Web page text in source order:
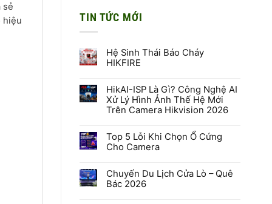
TIN TỨC MỚI
Hệ Sinh Thái Báo Cháy
HIKFIRE
bình
luận
ở
Hệ
Báo
Cháy
HIKFIRE
HikAI-ISP Là Gì? Công Nghệ AI
Xử Lý Hình Ảnh Thế Hệ Mới
Trên Camera Hikvision 2026
bình
luận
ở
Là
Gì?
Công
Top 5 Lỗi Khi Chọn Ổ Cứng
Cho Camera
bình
luận
ở
Chuyến Du Lịch Cửa Lò – Quê
Bác 2026
sẻ
hiệu